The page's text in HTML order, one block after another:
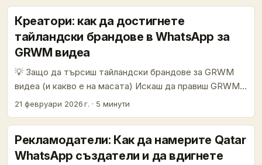
Креатори: как да достигнете
тайландски брандове в WhatsApp за
GRWM видеа
💡 Защо да търсиш тайландски брандове за GRWM
видеа (и какво е на масата) Искаш да правиш GRWM
(get ready with me) видеа — бързо, с настроение и
брандове за грижа за кожата, lifestyle и hospitality
инвестират в креатори, а агенции като GVN Marketing
действат като локален мост между международни
21 февруари 2026 г. · 5 минути
Рекламодатели: Как да намерите Qatar
WhatsApp създатели и да вдигнете